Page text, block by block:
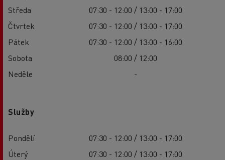
Středa
07:30 - 12:00 / 13:00 - 17:00
Čtvrtek
07:30 - 12:00 / 13:00 - 17:00
Pátek
07:30 - 12:00 / 13:00 - 16:00
Sobota
08:00 / 12:00
Neděle
-
Služby
Pondělí
07:30 - 12:00 / 13:00 - 17:00
Úterý
07:30 - 12:00 / 13:00 - 17:00